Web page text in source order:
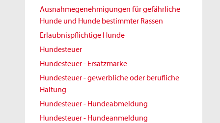
Ausnahmegenehmigungen für gefährliche
Hunde und Hunde bestimmter Rassen
Erlaubnispflichtige Hunde
Hundesteuer
Hundesteuer - Ersatzmarke
Hundesteuer - gewerbliche oder berufliche
Haltung
Hundesteuer - Hundeabmeldung
Hundesteuer - Hundeanmeldung